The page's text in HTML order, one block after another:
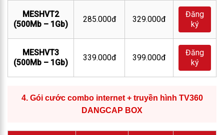
MESHVT2
(500Mb – 1Gb)
285.000đ 329.000đ
Đăng
ký
MESHVT3
(500Mb – 1Gb)
339.000đ 399.000đ
Đăng
ký
4. Gói cước combo internet + truyền hình TV360
DANGCAP BOX